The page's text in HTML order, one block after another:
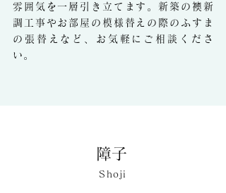
雰囲気を一層引き立てます。新築の襖新
調工事やお部屋の模様替えの際のふすま
の張替えなど、お気軽にご相談くださ
い。
​障子
Shoji